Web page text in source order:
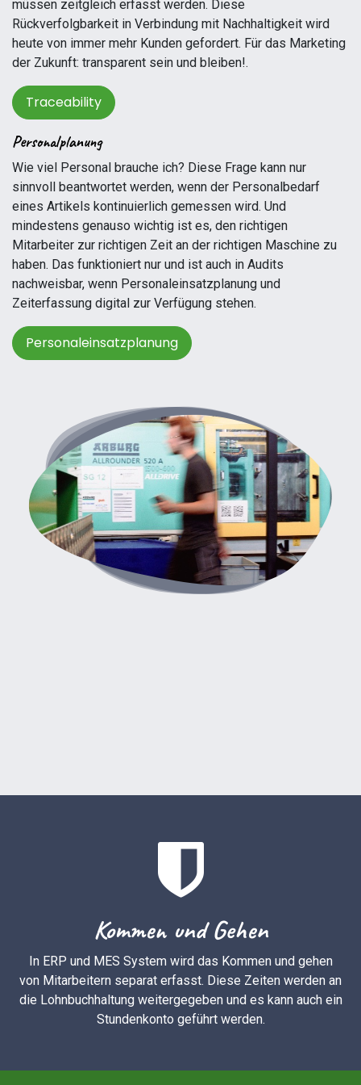
müssen zeitgleich erfasst werden. Diese
Rückverfolgbarkeit in Verbindung mit Nachhaltigkeit wird
heute von immer mehr Kunden gefordert. Für das Marketing
der Zukunft: transparent sein und bleiben!.
Traceability
Personalplanung
Wie viel Personal brauche ich? Diese Frage kann nur
sinnvoll beantwortet werden, wenn der Personalbedarf
eines Artikels kontinuierlich gemessen wird. Und
mindestens genauso wichtig ist es, den richtigen
Mitarbeiter zur richtigen Zeit an der richtigen Maschine zu
haben. Das funktioniert nur und ist auch in Audits
nachweisbar, wenn Personaleinsatzplanung und
Zeiterfassung digital zur Verfügung stehen.
Personaleinsatzplanung
Kommen und Gehen
In ERP und MES System wird das Kommen und gehen
von Mitarbeitern separat erfasst. Diese Zeiten werden an
die Lohnbuchhaltung weitergegeben und es kann auch ein
Stundenkonto geführt werden.